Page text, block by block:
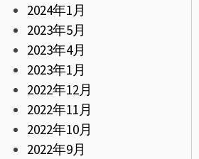
2024年1月
2023年5月
2023年4月
2023年1月
2022年12月
2022年11月
2022年10月
2022年9月